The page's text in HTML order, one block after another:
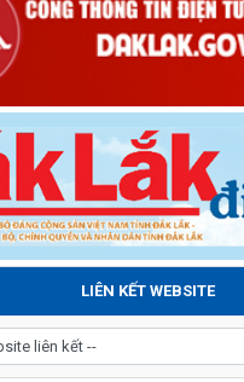
LIÊN KẾT WEBSITE